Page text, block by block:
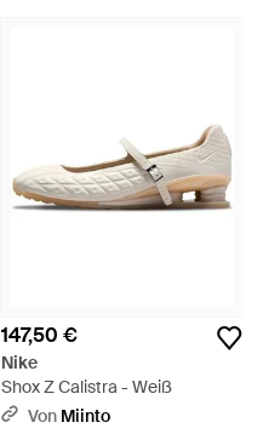
147,50 €
Nike
Shox Z Calistra - Weiß
Von Miinto